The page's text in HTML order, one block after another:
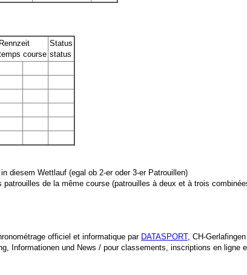
Rennzeit
course
Status
status
diesem Wettlauf (egal ob 2-er oder 3-er Patrouillen)
officiel et informatique par DATASPORT